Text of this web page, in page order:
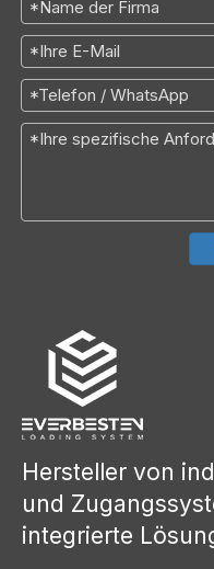
Hersteller von
und
integrierte